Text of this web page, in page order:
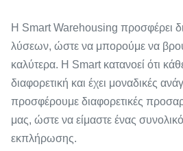
Η Smart Warehousing προσφέρει
λύσεων, ώστε να μπορούμε να
καλύτερα. Η Smart κατανοεί ότι
διαφορετική και έχει μοναδικές
προσφέρουμε διαφορετικές
μας, ώστε να είμαστε ένας
εκπλήρωσης.